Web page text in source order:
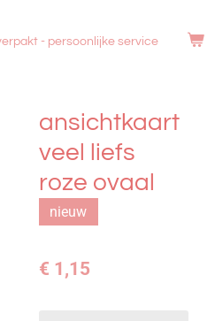
-persoonlijke service
ansichtkaart
veel liefs
roze ovaal
nieuw
€ 1,15